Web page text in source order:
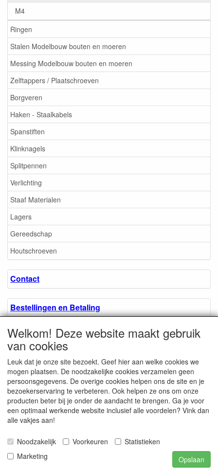
M4
Ringen
Stalen Modelbouw bouten en moeren
Messing Modelbouw bouten en moeren
Zelftappers / Plaatschroeven
Borgveren
Haken - Staalkabels
Spanstiften
Klinknagels
Splitpennen
Verlichting
Staaf Materialen
Lagers
Gereedschap
Houtschroeven
Contact
Bestellingen en Betaling
Algemene voorwaarden
Over ons.
Privacyverklaring
Microschroeven.nl
Chamber of Commerce
/ Kvk nr. 08205825
NL001662495B62
Welkom! Deze website maakt gebruik
van cookies
Leuk dat je onze site bezoekt. Geef hier aan welke cookies we
mogen plaatsen. De noodzakelijke cookies verzamelen geen
persoonsgegevens. De overige cookies helpen ons de site en je
bezoekerservaring te verbeteren. Ook helpen ze ons om onze
producten beter bij je onder de aandacht te brengen. Ga je voor
een optimaal werkende website inclusief alle voordelen? Vink dan
alle vakjes aan!
Noodzakelijk Voorkeuren
Statistieken
Marketing
Opslaan